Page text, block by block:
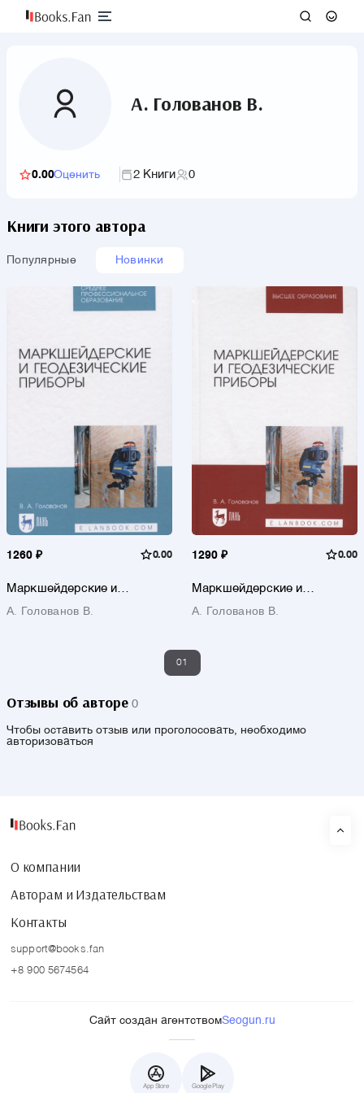
А. Голованов В.
0.00Оценить 2 Книги 0
Книги этого автора
Популярные Новинки
1260 ₽ 0.00
Маркшейдерские и
А. Голованов В.
1290 ₽ 0.00
Маркшейдерские и
Учебное пособие
А. Голованов В.
01
Отзывы об авторе 0
Чтобы оставить отзыв или проголосовать, необходимо
авторизоваться
О компании
Авторам и Издательствам
Контакты
support@books.fan
+8 900 5674564
Сайт создан агентствомSeogun.ru
App Store Google Play